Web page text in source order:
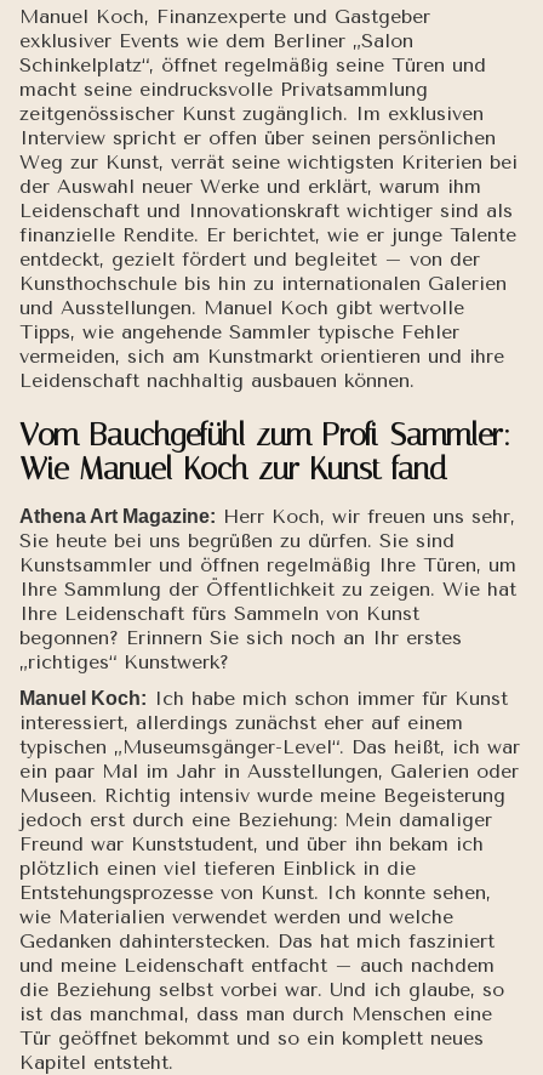
Manuel Koch, Finanzexperte und Gastgeber
exklusiver Events wie dem Berliner „Salon
Schinkelplatz“, öffnet regelmäßig seine Türen und
macht seine eindrucksvolle Privatsammlung
zeitgenössischer Kunst zugänglich. Im exklusiven
Interview spricht er offen über seinen persönlichen
Weg zur Kunst, verrät seine wichtigsten Kriterien bei
der Auswahl neuer Werke und erklärt, warum ihm
Leidenschaft und Innovationskraft wichtiger sind als
finanzielle Rendite. Er berichtet, wie er junge Talente
entdeckt, gezielt fördert und begleitet – von der
Kunsthochschule bis hin zu internationalen Galerien
und Ausstellungen. Manuel Koch gibt wertvolle
Tipps, wie angehende Sammler typische Fehler
vermeiden, sich am Kunstmarkt orientieren und ihre
Leidenschaft nachhaltig ausbauen können.
Vom Bauchgefühl zum Profi-Sammler:
Wie Manuel Koch zur Kunst fand
Athena Art Magazine: Herr Koch, wir freuen uns sehr,
Sie heute bei uns begrüßen zu dürfen. Sie sind
Kunstsammler und öffnen regelmäßig Ihre Türen, um
Ihre Sammlung der Öffentlichkeit zu zeigen. Wie hat
Ihre Leidenschaft fürs Sammeln von Kunst
begonnen? Erinnern Sie sich noch an Ihr erstes
„richtiges“ Kunstwerk?
Manuel Koch: Ich habe mich schon immer für Kunst
interessiert, allerdings zunächst eher auf einem
typischen „Museumsgänger-Level“. Das heißt, ich war
ein paar Mal im Jahr in Ausstellungen, Galerien oder
Museen. Richtig intensiv wurde meine Begeisterung
jedoch erst durch eine Beziehung: Mein damaliger
Freund war Kunststudent, und über ihn bekam ich
plötzlich einen viel tieferen Einblick in die
Entstehungsprozesse von Kunst. Ich konnte sehen,
wie Materialien verwendet werden und welche
Gedanken dahinterstecken. Das hat mich fasziniert
und meine Leidenschaft entfacht – auch nachdem
die Beziehung selbst vorbei war. Und ich glaube, so
ist das manchmal, dass man durch Menschen eine
Tür geöffnet bekommt und so ein komplett neues
Kapitel entsteht.